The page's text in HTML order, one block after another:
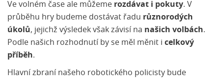
Ve volném čase ale můžeme rozdávat i pokuty. V
průběhu hry budeme dostávat řadu různorodých
úkolů, jejichž výsledek však závisí na našich volbách.
Podle našich rozhodnutí by se měl měnit i celkový
příběh.
Hlavní zbraní našeho robotického policisty bude